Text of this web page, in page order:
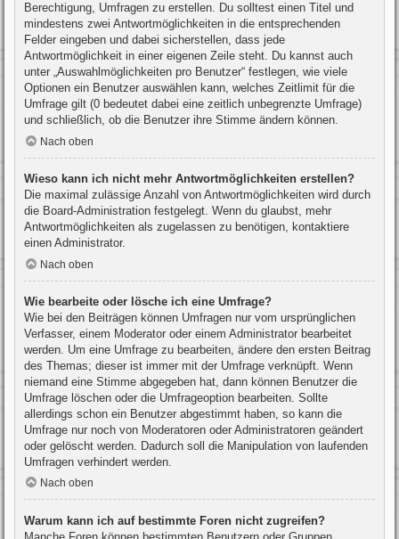
Berechtigung, Umfragen zu erstellen. Du solltest einen Titel und
mindestens zwei Antwortmöglichkeiten in die entsprechenden
Felder eingeben und dabei sicherstellen, dass jede
Antwortmöglichkeit in einer eigenen Zeile steht. Du kannst auch
unter „Auswahlmöglichkeiten pro Benutzer“ festlegen, wie viele
Optionen ein Benutzer auswählen kann, welches Zeitlimit für die
Umfrage gilt (0 bedeutet dabei eine zeitlich unbegrenzte Umfrage)
und schließlich, ob die Benutzer ihre Stimme ändern können.
Nach oben
Wieso kann ich nicht mehr Antwortmöglichkeiten erstellen?
Die maximal zulässige Anzahl von Antwortmöglichkeiten wird durch
die Board-Administration festgelegt. Wenn du glaubst, mehr
Antwortmöglichkeiten als zugelassen zu benötigen, kontaktiere
einen Administrator.
Nach oben
Wie bearbeite oder lösche ich eine Umfrage?
Wie bei den Beiträgen können Umfragen nur vom ursprünglichen
Verfasser, einem Moderator oder einem Administrator bearbeitet
werden. Um eine Umfrage zu bearbeiten, ändere den ersten Beitrag
des Themas; dieser ist immer mit der Umfrage verknüpft. Wenn
niemand eine Stimme abgegeben hat, dann können Benutzer die
Umfrage löschen oder die Umfrageoption bearbeiten. Sollte
allerdings schon ein Benutzer abgestimmt haben, so kann die
Umfrage nur noch von Moderatoren oder Administratoren geändert
oder gelöscht werden. Dadurch soll die Manipulation von laufenden
Umfragen verhindert werden.
Nach oben
Warum kann ich auf bestimmte Foren nicht zugreifen?